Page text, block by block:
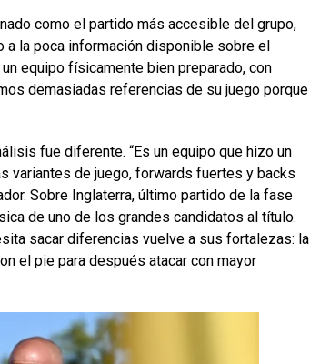
como el partido más accesible del grupo,
a la poca información disponible sobre el
equipo físicamente bien preparado, con
demasiadas referencias de su juego porque
fue diferente. “Es un equipo que hizo un
variantes de juego, forwards fuertes y backs
Sobre Inglaterra, último partido de la fase
de uno de los grandes candidatos al título.
sacar diferencias vuelve a sus fortalezas: la
el pie para después atacar con mayor